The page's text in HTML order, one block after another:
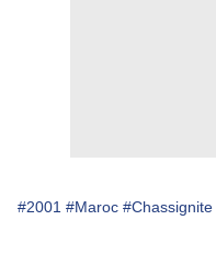
#2001 #Maroc #Chassignite